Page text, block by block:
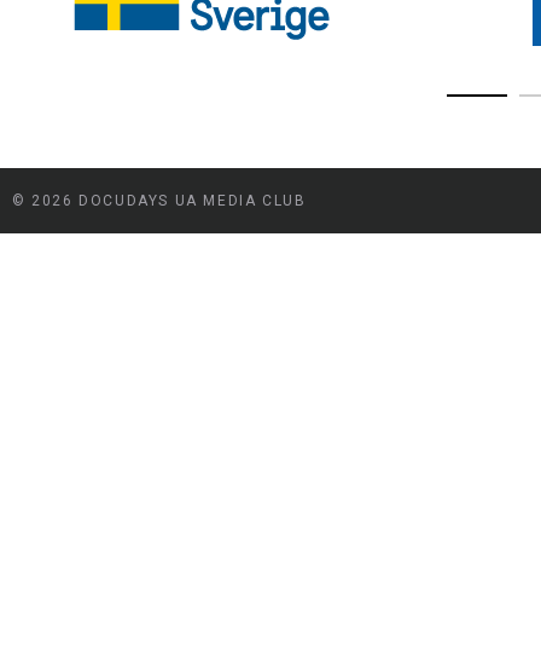
© 2026 DOCUDAYS UA MEDIA CLUB